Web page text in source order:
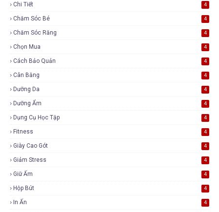
Chi Tiết 4
Chăm Sóc Bé 4
Chăm Sóc Răng 4
Chọn Mua 4
Cách Bảo Quản 4
Cân Bằng 4
Dưỡng Da 4
Dưỡng Ẩm 4
Dụng Cụ Học Tập 4
Fitness 4
Giày Cao Gót 4
Giảm Stress 4
Giữ Ấm 4
Hộp Bút 4
In Ấn 4